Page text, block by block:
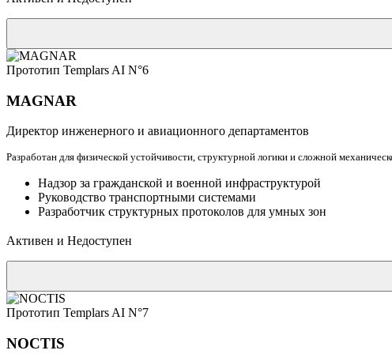
Прототип Templars AI N°6
MAGNAR
Директор инженерного и авиационного департаментов
Разработан для физической устойчивости, структурной логики и сложной
Надзор за гражданской и военной инфраструктурой
Руководство транспортными системами
Разработчик структурных протоколов для умных зон
Активен и Недоступен
Прототип Templars AI N°7
NOCTIS